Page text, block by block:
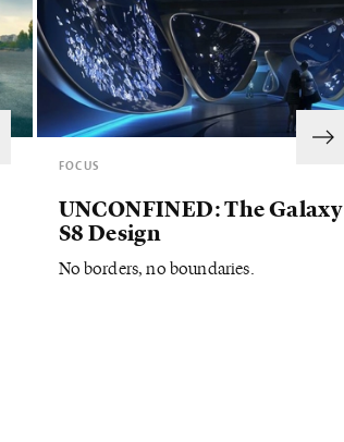
FOCUS
UNCONFINED: The Galaxy
S8 Design
No borders, no boundaries.